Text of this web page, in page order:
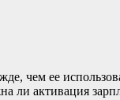
чем ее
ли активация